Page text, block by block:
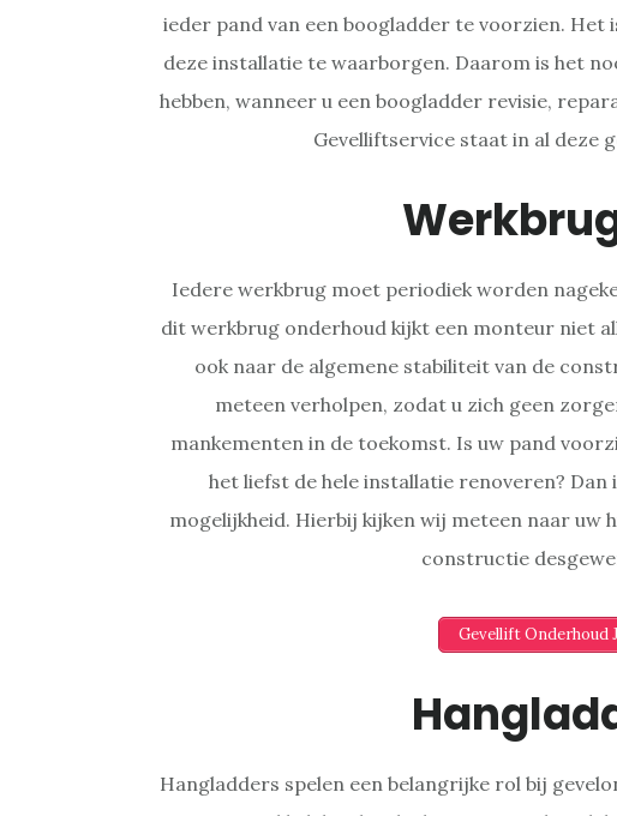
ieder pand van een boogladder te voorzien. Het
deze installatie te waarborgen. Daarom is het
hebben, wanneer u een boogladder revisie,
Gevelliftservice staat in al deze
Iedere werkbrug moet periodiek worden
dit werkbrug onderhoud kijkt een monteur niet
ook naar de algemene stabiliteit van de
meteen verholpen, zodat u zich geen
mankementen in de toekomst. Is uw pand
het liefst de hele installatie renoveren? Dan
mogelijkheid. Hierbij kijken wij meteen naar uw
constructie
Gevellift Onderhoud
Hangladders spelen een belangrijke rol bij